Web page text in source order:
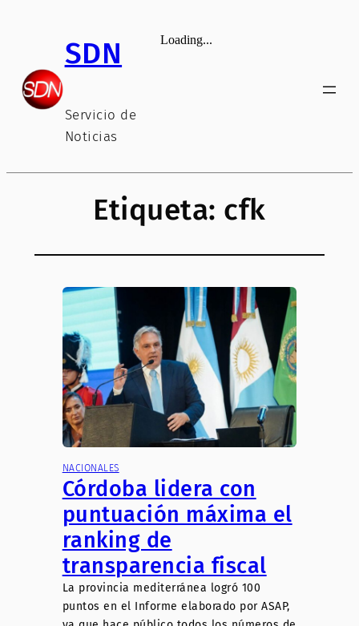
contenidoSDN
Servicio de
Noticias
Etiqueta: cfk
NACIONALES
Córdoba lidera con
puntuación máxima el
ranking de
transparencia fiscal
La provincia mediterránea logró 100
puntos en el Informe elaborado por ASAP,